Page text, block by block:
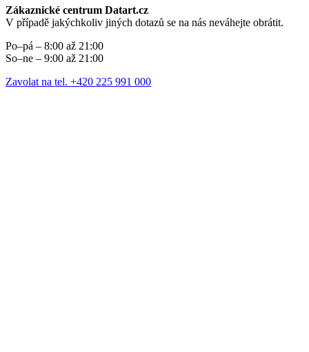
Zákaznické centrum Datart.cz
V případě jakýchkoliv jiných dotazů se na nás neváhejte obrátit.
Po–pá – 8:00 až 21:00
So–ne – 9:00 až 21:00
Zavolat na tel. +420 225 991 000